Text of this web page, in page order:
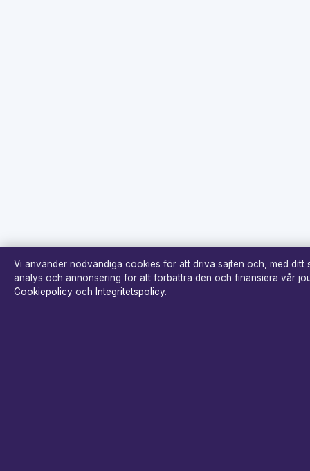
Vi använder nödvändiga cookies för att driva sajten och, med ditt
analys och annonsering för att förbättra den och finansiera vår
Cookiepolicy och Integritetspolicy.